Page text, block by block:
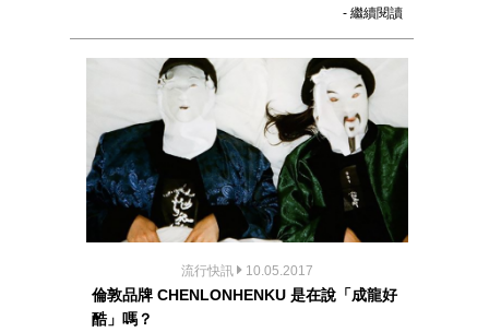
- 繼續閱讀
流行快訊 10.05.2017
倫敦品牌 CHENLONHENKU 是在說「成龍好
酷」嗎？